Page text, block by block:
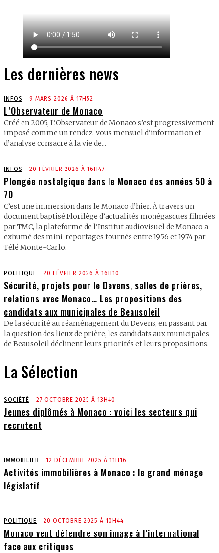
Les dernières news
INFOS 9 MARS 2026 À 17H52
L’Observateur de Monaco
Créé en 2005, L’Observateur de Monaco s’est progressivement
imposé comme un rendez-vous mensuel d’information et
d’analyse consacré à la vie de...
INFOS 20 FÉVRIER 2026 À 16H47
Plongée nostalgique dans le Monaco des années 50 à
70
C’est une immersion dans le Monaco d’hier. À travers un
document baptisé Florilège d’actualités monégasques filmées
par TMC, la plateforme de l’Institut audiovisuel de Monaco a
exhumé des mini-reportages tournés entre 1956 et 1974 par
Télé Monte-Carlo.
POLITIQUE 20 FÉVRIER 2026 À 16H10
Sécurité, projets pour le Devens, salles de prières,
relations avec Monaco… Les propositions des
candidats aux municipales de Beausoleil
De la sécurité au réaménagement du Devens, en passant par
la question des lieux de prière, les candidats aux municipales
de Beausoleil déclinent leurs priorités et leurs propositions.
La Sélection
SOCIÉTÉ 27 OCTOBRE 2025 À 13H40
Jeunes diplômés à Monaco : voici les secteurs qui
recrutent
IMMOBILIER 12 DÉCEMBRE 2025 À 11H16
Activités immobilières à Monaco : le grand ménage
législatif
POLITIQUE 20 OCTOBRE 2025 À 10H44
Monaco veut défendre son image à l’international
face aux critiques